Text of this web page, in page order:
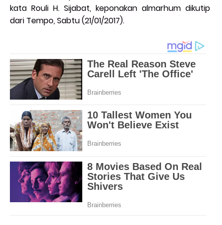
kata Rouli H. Sijabat, keponakan almarhum dikutip
dari Tempo, Sabtu (21/01/2017).